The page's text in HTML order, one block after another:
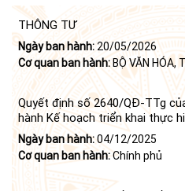
THÔNG TƯ
Ngày ban hành: 20/05/2026
Cơ quan ban hành:BỘ VĂN HÓA,
Quyết định số 2640/QĐ-TTg
hành Kế hoạch triển khai thực
ngày 21 tháng 6 năm 2024 của
hiện Nghị quyết số 23-NQ/TW
của Bộ Chính trị (khóa X) về
văn học, nghệ thuật trong thời
Ngày ban hành:04/12/2025
Cơ quan ban hành:Chính phủ